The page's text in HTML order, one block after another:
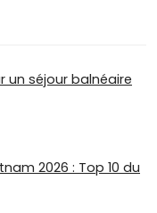
un séjour balnéaire
2026 : Top 10 du